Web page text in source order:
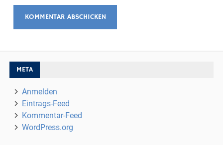
META
Anmelden
Eintrags-Feed
Kommentar-Feed
WordPress.org